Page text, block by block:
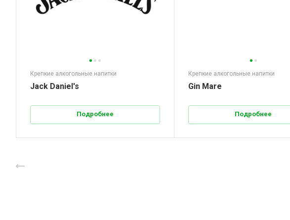
Крепкие алкогольные напитки
Jack Daniel's
Подробнее
Крепкие алкогольные напитки
Gin Mare
Подробнее